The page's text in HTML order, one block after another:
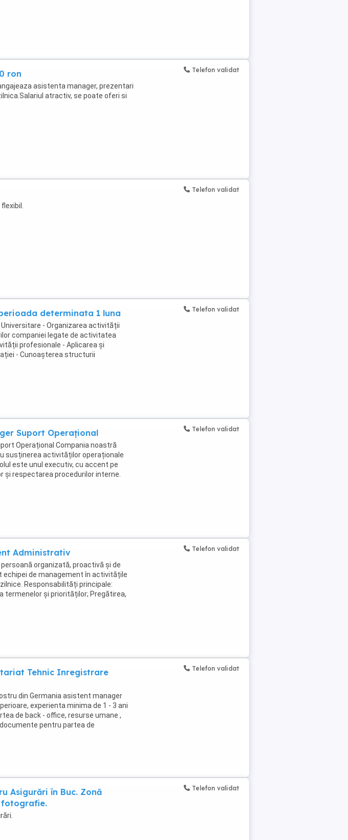
ron
asistenta manager, prezentari
atractiv, se poate oferi si
Telefon validat
Telefon validat
determinata 1 luna
Universitare - Organizarea activității
companiei legate de activitatea
profesionale - Aplicarea și
- Cunoașterea structurii
...
Telefon validat
Suport Operațional
Operațional Compania noastră
susținerea activităților operaționale
este unul executiv, cu accent pe
și respectarea procedurilor interne.
Telefon validat
Administrativ
organizată, proactivă și de
echipei de management în activitățile
Responsabilități principale:
termenelor și priorităților; Pregătirea,
Telefon validat
Tehnic Inregistrare
din Germania asistent manager
experienta minima de 1 - 3 ani
de back - office, resurse umane ,
pentru partea de
...
Telefon validat
Asigurări în Buc. Zonă
fotografie.
Telefon validat